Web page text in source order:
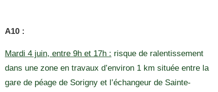
A10 :
Mardi 4 juin, entre 9h et 17h : risque de ralentissement
dans une zone en travaux d’environ 1 km située entre la
gare de péage de Sorigny et l’échangeur de Sainte-